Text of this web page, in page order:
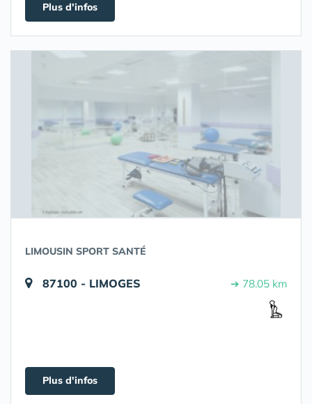
Plus d'infos
LIMOUSIN SPORT SANTÉ
87100 - LIMOGES ➔ 78.05 km
Plus d'infos